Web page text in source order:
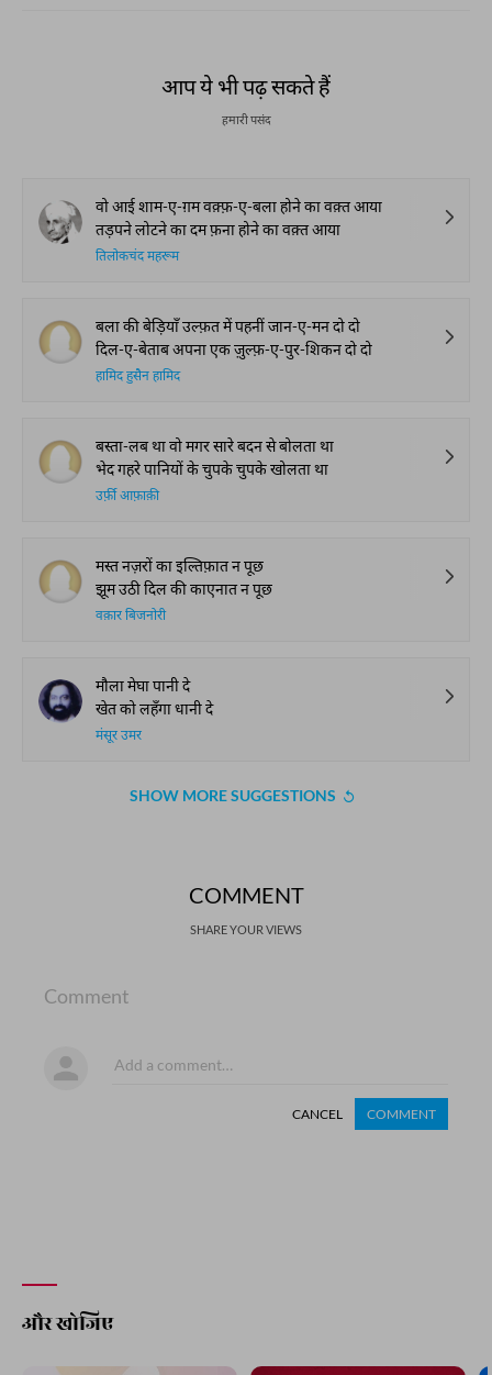
आप ये भी पढ़ सकते हैं
हमारी पसंद
वो आई शाम-ए-ग़म वक़्फ़-ए-बला होने का वक़्त आया
तड़पने लोटने का दम फ़ना होने का वक़्त आया
तिलोकचंद महरूम
बला की बेड़ियाँ उल्फ़त में पहनीं जान-ए-मन दो दो
दिल-ए-बेताब अपना एक ज़ुल्फ़-ए-पुर-शिकन दो दो
हामिद हुसैन हामिद
बस्ता-लब था वो मगर सारे बदन से बोलता था
भेद गहरे पानियों के चुपके चुपके खोलता था
उर्फ़ी आफ़ाक़ी
मस्त नज़रों का इल्तिफ़ात न पूछ
झूम उठी दिल की काएनात न पूछ
वक़ार बिजनोरी
मौला मेघा पानी दे
खेत को लहँगा धानी दे
मंसूर उमर
SHOW MORE SUGGESTIONS
COMMENT
SHARE YOUR VIEWS
Comment
CANCEL COMMENT
और खोजिए